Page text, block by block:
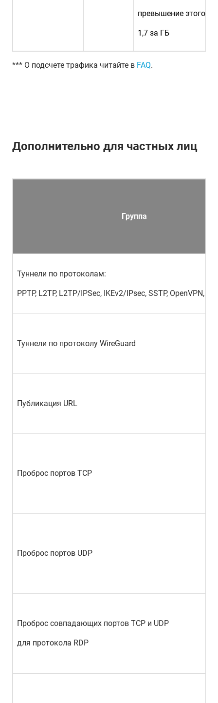
превышение этого
1,7 за ГБ
*** О подсчете трафика читайте в FAQ.
Дополнительно для частных лиц
Группа
Туннели по протоколам:
PPTP, L2TP, L2TP/IPSec, IKEv2/IPsec, SSTP, OpenVPN,
Туннели по протоколу WireGuard
Публикация URL
Проброс портов TCP
Проброс портов UDP
Проброс совпадающих портов TCP и UDP
для протокола RDP